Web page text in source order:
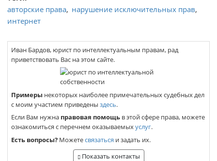
авторские права нарушение исключительных прав
интернет
Иван Бардов, юрист по интеллектуальным правам, рад
приветствовать Вас на этом сайте.
Примеры некоторых наиболее примечательных судебных дел
с моим участием приведены здесь.
Если Вам нужна правовая помощьв этой сфере права, можете
ознакомиться с перечнем оказываемыхуслуг.
Есть вопросы?Можетесвязаться и задать их.
Показать контакты